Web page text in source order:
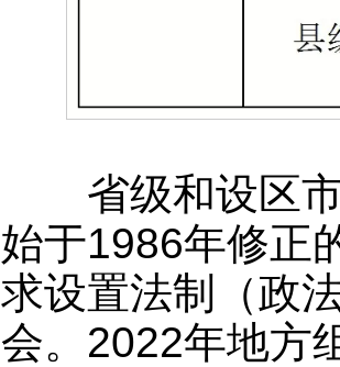
省级和设区市
始于1986年修正
求设置法制（政
会。2022年地方